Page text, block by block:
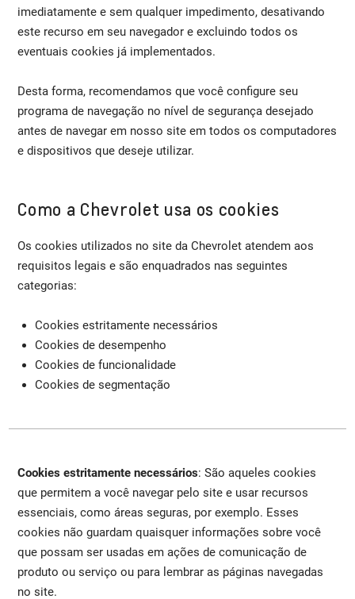
imediatamente e sem qualquer impedimento, desativando
este recurso em seu navegador e excluindo todos os
eventuais cookies já implementados.
Desta forma, recomendamos que você configure seu
programa de navegação no nível de segurança desejado
antes de navegar em nosso site em todos os computadores
e dispositivos que deseje utilizar.
Como a Chevrolet usa os cookies
Os cookies utilizados no site da Chevrolet atendem aos
requisitos legais e são enquadrados nas seguintes
categorias:
Cookies estritamente necessários
Cookies de desempenho
Cookies de funcionalidade
Cookies de segmentação
Cookies estritamente necessários: São aqueles cookies
que permitem a você navegar pelo site e usar recursos
essenciais, como áreas seguras, por exemplo. Esses
cookies não guardam quaisquer informações sobre você
que possam ser usadas em ações de comunicação de
produto ou serviço ou para lembrar as páginas navegadas
no site.